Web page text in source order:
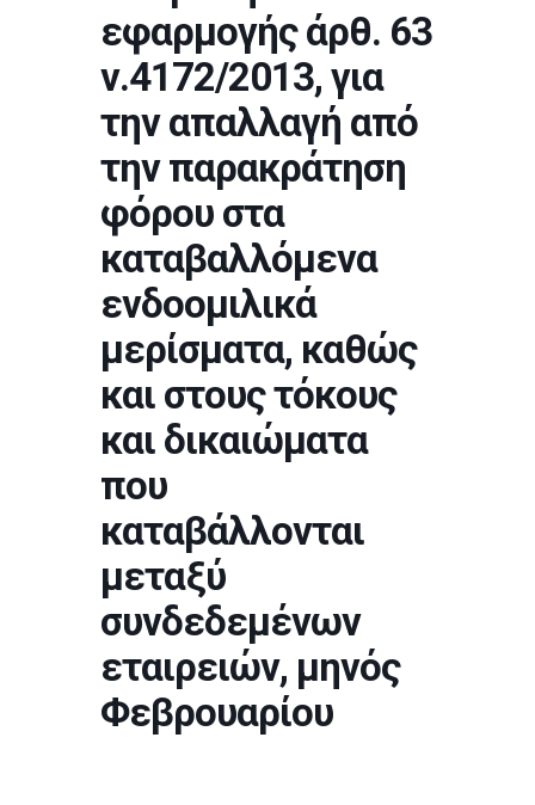
εφαρμογής άρθ. 63
ν.4172/2013, για
την απαλλαγή από
την παρακράτηση
φόρου στα
καταβαλλόμενα
ενδοομιλικά
μερίσματα, καθώς
και στους τόκους
και δικαιώματα
που
καταβάλλονται
μεταξύ
συνδεδεμένων
εταιρειών, μηνός
Φεβρουαρίου